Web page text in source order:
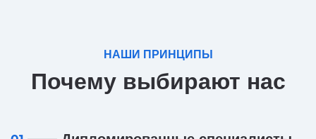
НАШИ ПРИНЦИПЫ
Почему выбирают нас